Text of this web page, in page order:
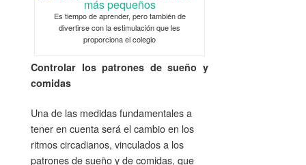
Es tiempo de aprender, pero también de
divertirse con la estimulación que les
proporciona el colegio
Controlar los patrones de sueño y
comidas
Una de las medidas fundamentales a
tener en cuenta será el cambio en los
ritmos circadianos, vinculados a los
patrones de sueño y de comidas, que